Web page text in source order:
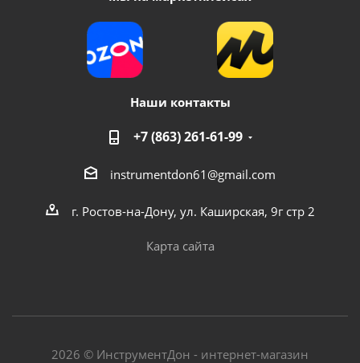
Наши контакты
+7 (863) 261-61-99
instrumentdon61@gmail.com
г. Ростов-на-Дону, ул. Каширская, 9г стр 2
Карта сайта
2026 © ИнструментДон - интернет-магазин